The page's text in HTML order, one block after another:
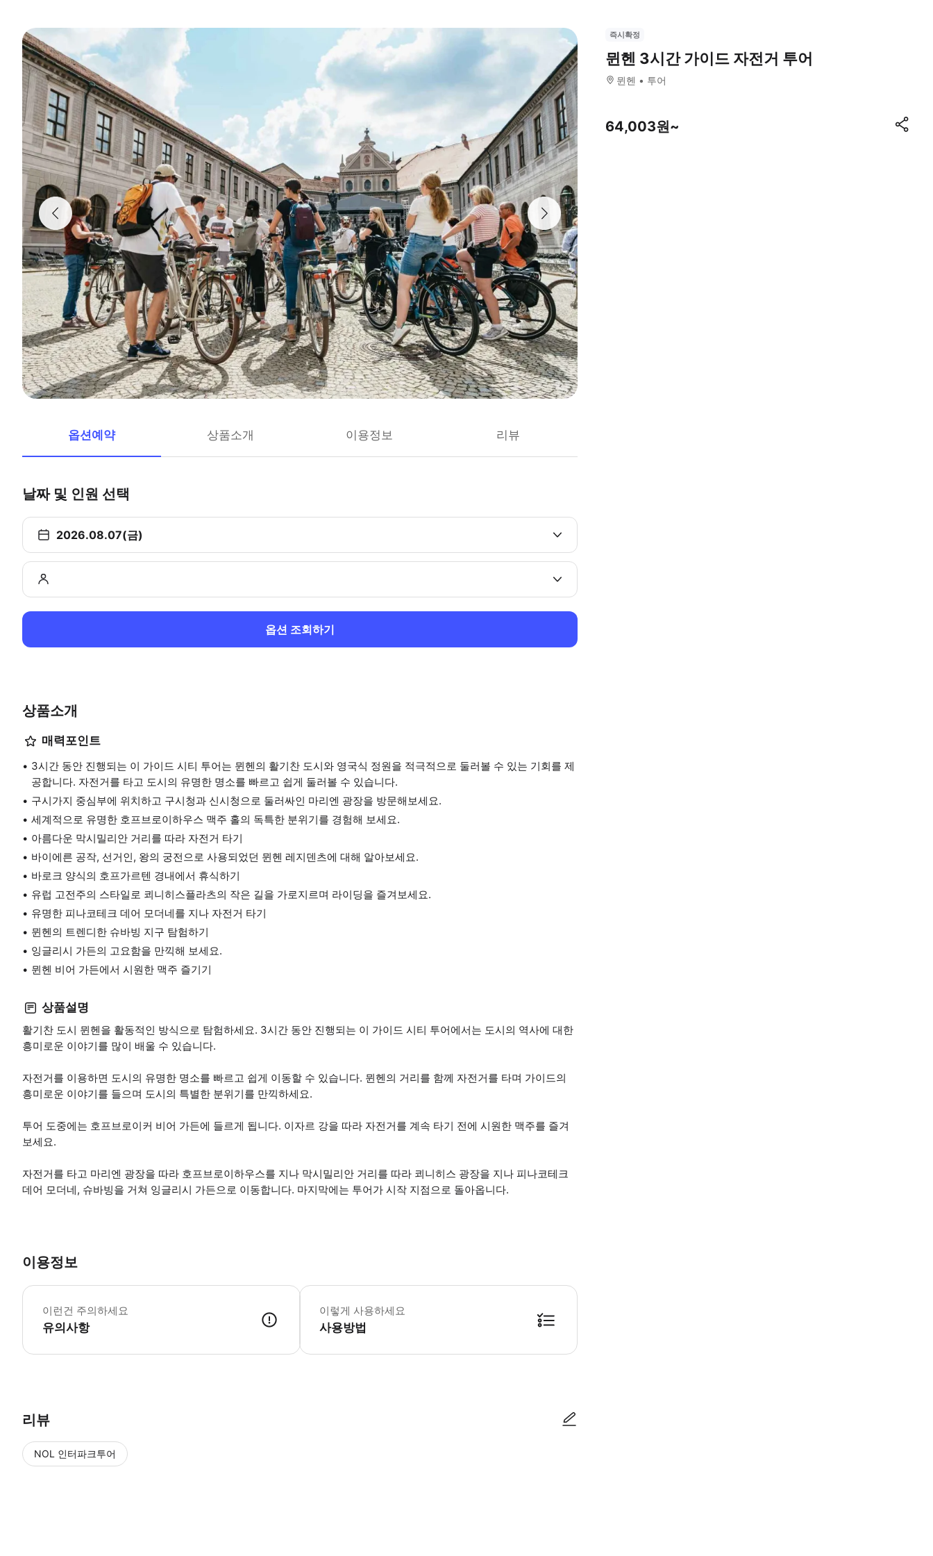
옵션예약 상품소개 이용정보 리뷰
날짜 및 인원 선택
2026.08.07(금)
옵션 조회하기
상품소개
매력포인트
3시간 동안 진행되는 이 가이드 시티 투어는 뮌헨의 활기찬 도시와 영국식 정원을 적극적으로 둘러볼 수 있는 기회를 제
공합니다. 자전거를 타고 도시의 유명한 명소를 빠르고 쉽게 둘러볼 수 있습니다.
구시가지 중심부에 위치하고 구시청과 신시청으로 둘러싸인 마리엔 광장을 방문해보세요.
세계적으로 유명한 호프브로이하우스 맥주 홀의 독특한 분위기를 경험해 보세요.
아름다운 막시밀리안 거리를 따라 자전거 타기
바이에른 공작, 선거인, 왕의 궁전으로 사용되었던 뮌헨 레지덴츠에 대해 알아보세요.
바로크 양식의 호프가르텐 경내에서 휴식하기
유럽 고전주의 스타일로 쾨니히스플라츠의 작은 길을 가로지르며 라이딩을 즐겨보세요.
유명한 피나코테크 데어 모더네를 지나 자전거 타기
뮌헨의 트렌디한 슈바빙 지구 탐험하기
잉글리시 가든의 고요함을 만끽해 보세요.
뮌헨 비어 가든에서 시원한 맥주 즐기기
상품설명
활기찬 도시 뮌헨을 활동적인 방식으로 탐험하세요. 3시간 동안 진행되는 이 가이드 시티 투어에서는 도시의 역사에 대한
흥미로운 이야기를 많이 배울 수 있습니다.
자전거를 이용하면 도시의 유명한 명소를 빠르고 쉽게 이동할 수 있습니다. 뮌헨의 거리를 함께 자전거를 타며 가이드의
흥미로운 이야기를 들으며 도시의 특별한 분위기를 만끽하세요.
투어 도중에는 호프브로이커 비어 가든에 들르게 됩니다. 이자르 강을 따라 자전거를 계속 타기 전에 시원한 맥주를 즐겨
보세요.
자전거를 타고 마리엔 광장을 따라 호프브로이하우스를 지나 막시밀리안 거리를 따라 쾨니히스 광장을 지나 피나코테크
데어 모더네, 슈바빙을 거쳐 잉글리시 가든으로 이동합니다. 마지막에는 투어가 시작 지점으로 돌아옵니다.
이용정보
이런건 주의하세요
유의사항
* 소요시간 : 210분 (옵션에 따라 소요 시간이 다를 수 있으니, 예약 시 확인 부탁드립니다.)
이렇게 사용하세요
사용방법
리뷰
NOL 인터파크투어
즉시확정
뮌헨 3시간 가이드 자전거 투어
뮌헨 투어
64,003원~